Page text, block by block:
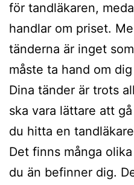
för tandläkaren,
handlar om priset.
tänderna är inget
måste ta hand om
Dina tänder är trots
ska vara lättare att
du hitta en
Det finns många
du än befinner dig.